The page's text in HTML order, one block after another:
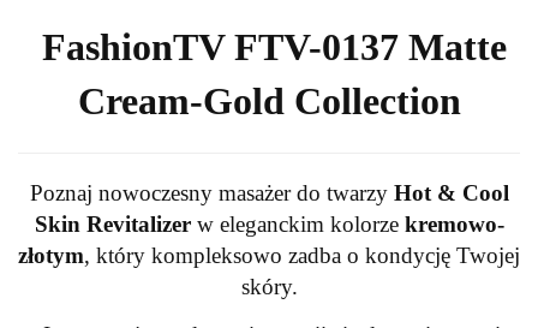
FashionTV FTV-0137 Matte
Cream-Gold Collection
Poznaj nowoczesny masażer do twarzy Hot & Cool
Skin Revitalizerw eleganckim kolorze kremowo-
złotym, który kompleksowo zadba o kondycję Twojej
skóry.